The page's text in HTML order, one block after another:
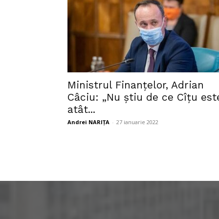
Ministrul Finanțelor, Adrian
Câciu: „Nu știu de ce Cîțu
atât...
Andrei NARIȚA - 27 ianuarie 2022